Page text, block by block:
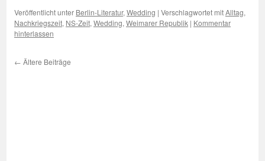
Veröffentlicht unter Berlin-Literatur, Wedding | Verschlagwortet mitAlltag,
Nachkriegszeit, NS-Zeit, Wedding, Weimarer Republik | Kommentar
hinterlassen
← Ältere Beiträge